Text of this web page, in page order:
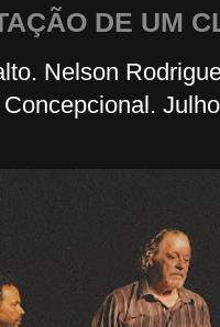
DE UM
Nelson